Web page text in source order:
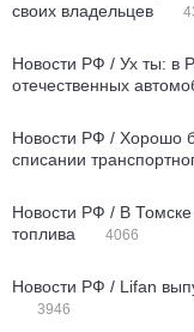
своих владельцев
Новости РФ / Ух ты: в
отечественных
Новости РФ / Хорошо
списании
Новости РФ / В
топлива
4066
Новости РФ / Lifan
3946